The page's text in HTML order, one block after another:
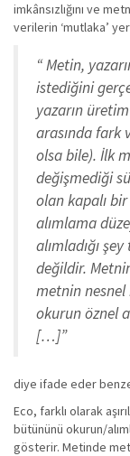
imkânsızlığını ve
verilerin ‘mutlaka’
“ Metin,
istediğini
yazarın
arasında fark
olsa bile). İlk
değişmediği
olan kapalı
alımlama
alımladığı
değildir.
metnin nesnel
okurun öznel
[…]”
diye ifade eder
Eco, farklı olarak
bütününü okurun/
gösterir. Metinde